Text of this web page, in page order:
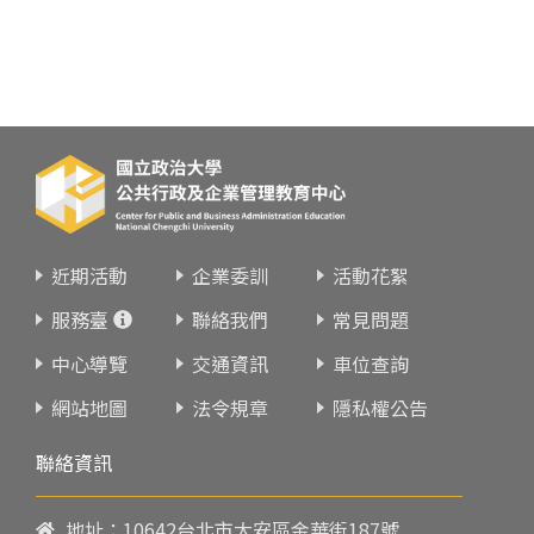
近期活動 企業委訓
活動花絮
服務臺
聯絡我們
常見問題
中心導覽
交通資訊
車位查詢
網站地圖
法令規章
隱私權公告
聯絡資訊